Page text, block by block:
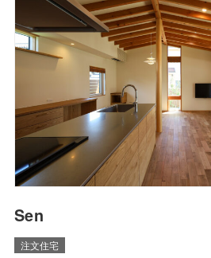
Sen
注文住宅